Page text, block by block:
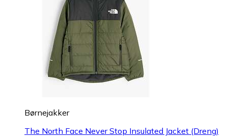
Børnejakker
The North Face Never Stop Insulated Jacket (Dreng)